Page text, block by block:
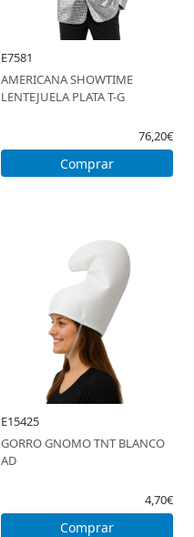
E7581
AMERICANA SHOWTIME
LENTEJUELA PLATA T-G
76,20€
Comprar
E15425
GORRO GNOMO TNT BLANCO
AD
4,70€
Comprar